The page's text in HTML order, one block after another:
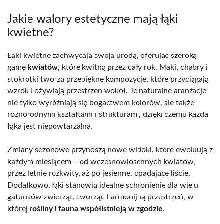
Jakie walory estetyczne mają łąki
kwietne?
Łąki kwietne zachwycają swoją urodą, oferując szeroką
gamę kwiatów, które kwitną przez cały rok. Maki, chabry i
stokrotki tworzą przepiękne kompozycje, które przyciągają
wzrok i ożywiają przestrzeń wokół. Te naturalne aranżacje
nie tylko wyróżniają się bogactwem kolorów, ale także
różnorodnymi kształtami i strukturami, dzięki czemu każda
łąka jest niepowtarzalna.
Zmiany sezonowe przynoszą nowe widoki, które ewoluują z
każdym miesiącem – od wczesnowiosennych kwiatów,
przez letnie rozkwity, aż po jesienne, opadające liście.
Dodatkowo, łąki stanowią idealne schronienie dla wielu
gatunków zwierząt, tworząc harmonijną przestrzeń, w
której rośliny i fauna współistnieją w zgodzie.